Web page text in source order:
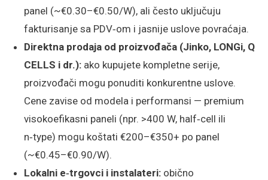
panel (~€0.30–€0.50/W), ali često uključuju
fakturisanje sa PDV‑om i jasnije uslove povraćaja.
Direktna prodaja od proizvođača (Jinko, LONGi, Q
CELLS i dr.): ako kupujete kompletne serije,
proizvođači mogu ponuditi konkurentne uslove.
Cene zavise od modela i performansi — premium
visokoefikasni paneli (npr. >400 W, half‑cell ili
n‑type) mogu koštati €200–€350+ po panel
(~€0.45–€0.90/W).
Lokalni e‑trgovci i instalateri: obično